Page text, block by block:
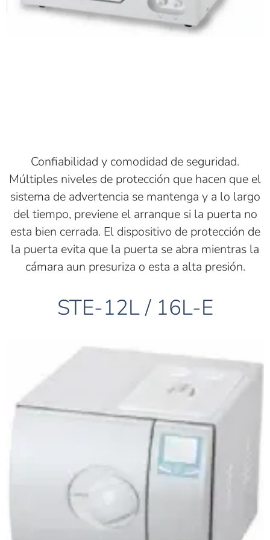
Confiabilidad y comodidad de seguridad.
Múltiples niveles de protección que hacen que el
sistema de advertencia se mantenga y a lo largo
del tiempo, previene el arranque si la puerta no
esta bien cerrada. El dispositivo de protección de
la puerta evita que la puerta se abra mientras la
cámara aun presuriza o esta a alta presión.
STE-12L / 16L-E